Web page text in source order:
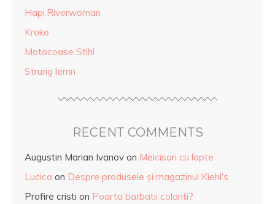
Hapi.Riverwoman
Kroko
Motocoase Stihl
Strung lemn
RECENT COMMENTS
Augustin Marian Ivanov on Melcisori cu lapte
Lucica on Despre produsele și magazinul Kiehl’s
Profire cristi on Poarta barbatii colanti?